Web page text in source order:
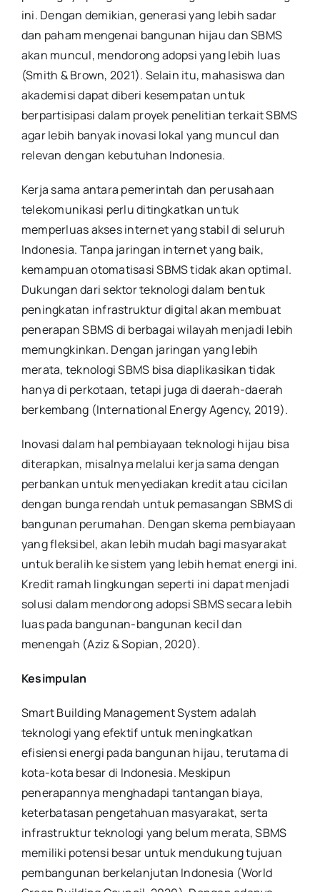
ini. Dengan demikian, generasi yang lebih sadar
dan paham mengenai bangunan hijau dan SBMS
akan muncul, mendorong adopsi yang lebih luas
(Smith & Brown, 2021). Selain itu, mahasiswa dan
akademisi dapat diberi kesempatan untuk
berpartisipasi dalam proyek penelitian terkait SBMS
agar lebih banyak inovasi lokal yang muncul dan
relevan dengan kebutuhan Indonesia.
Kerja sama antara pemerintah dan perusahaan
telekomunikasi perlu ditingkatkan untuk
memperluas akses internet yang stabil di seluruh
Indonesia. Tanpa jaringan internet yang baik,
kemampuan otomatisasi SBMS tidak akan optimal.
Dukungan dari sektor teknologi dalam bentuk
peningkatan infrastruktur digital akan membuat
penerapan SBMS di berbagai wilayah menjadi lebih
memungkinkan. Dengan jaringan yang lebih
merata, teknologi SBMS bisa diaplikasikan tidak
hanya di perkotaan, tetapi juga di daerah-daerah
berkembang (International Energy Agency, 2019).
Inovasi dalam hal pembiayaan teknologi hijau bisa
diterapkan, misalnya melalui kerja sama dengan
perbankan untuk menyediakan kredit atau cicilan
dengan bunga rendah untuk pemasangan SBMS di
bangunan perumahan. Dengan skema pembiayaan
yang fleksibel, akan lebih mudah bagi masyarakat
untuk beralih ke sistem yang lebih hemat energi ini.
Kredit ramah lingkungan seperti ini dapat menjadi
solusi dalam mendorong adopsi SBMS secara lebih
luas pada bangunan-bangunan kecil dan
menengah (Aziz & Sopian, 2020).
Kesimpulan
Smart Building Management System adalah
teknologi yang efektif untuk meningkatkan
efisiensi energi pada bangunan hijau, terutama di
kota-kota besar di Indonesia. Meskipun
penerapannya menghadapi tantangan biaya,
keterbatasan pengetahuan masyarakat, serta
infrastruktur teknologi yang belum merata, SBMS
memiliki potensi besar untuk mendukung tujuan
pembangunan berkelanjutan Indonesia (World